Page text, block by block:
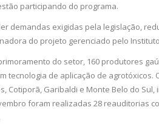
participando do programa.
demandas exigidas pela legislação,
do projeto gerenciado pelo
do setor, 160 produtores
tecnologia de aplicação de
Cotiporã, Garibaldi e Monte Belo do
foram realizadas 28 reauditorias